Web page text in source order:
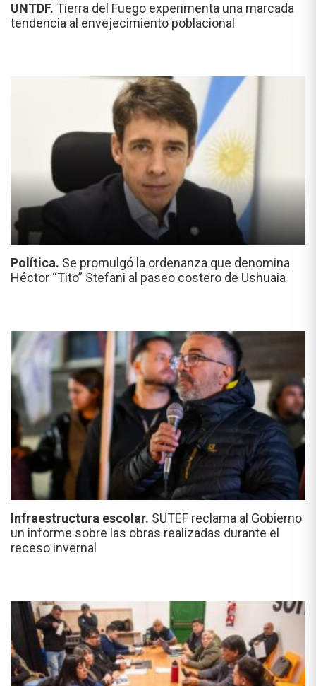
UNTDF. Tierra del Fuego experimenta una marcada
tendencia al envejecimiento poblacional
Política. Se promulgó la ordenanza que denomina
Héctor “Tito” Stefani al paseo costero de Ushuaia
Infraestructura escolar. SUTEF reclama al Gobierno
un informe sobre las obras realizadas durante el
receso invernal